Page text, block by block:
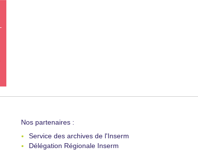
Nos partenaires :
Service des archives de l'Inserm
Délégation Régionale Inserm